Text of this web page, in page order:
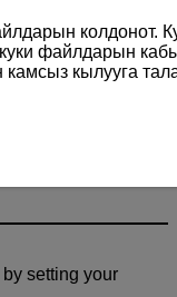
setting your
колдонот.
файлдарын
кылууга